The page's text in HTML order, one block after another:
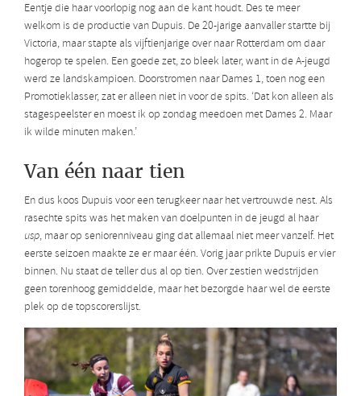
Eentje die haar voorlopig nog aan de kant houdt. Des te meer
welkom is de productie van Dupuis. De 20-jarige aanvaller startte bij
Victoria, maar stapte als vijftienjarige over naar Rotterdam om daar
hogerop te spelen. Een goede zet, zo bleek later, want in de A-jeugd
werd ze landskampioen. Doorstromen naar Dames 1, toen nog een
Promotieklasser, zat er alleen niet in voor de spits. ‘Dat kon alleen als
stagespeelster en moest ik op zondag meedoen met Dames 2. Maar
ik wilde minuten maken.’
Van één naar tien
En dus koos Dupuis voor een terugkeer naar het vertrouwde nest. Als
rasechte spits was het maken van doelpunten in de jeugd al haar
usp, maar op seniorenniveau ging dat allemaal niet meer vanzelf. Het
eerste seizoen maakte ze er maar één. Vorig jaar prikte Dupuis er vier
binnen. Nu staat de teller dus al op tien. Over zestien wedstrijden
geen torenhoog gemiddelde, maar het bezorgde haar wel de eerste
plek op de topscorerslijst.